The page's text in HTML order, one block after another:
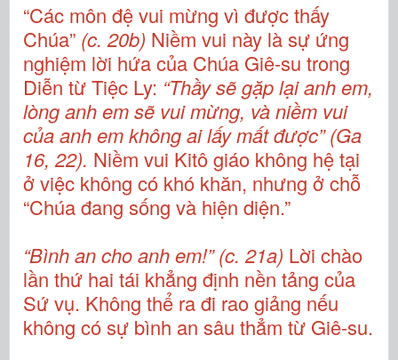
“Các môn đệ vui mừng vì được thấy
Chúa” (c. 20b) Niềm vui này là sự ứng
nghiệm lời hứa của Chúa Giê-su trong
Diễn từ Tiệc Ly: “Thầy sẽ gặp lại anh em,
lòng anh em sẽ vui mừng, và niềm vui
của anh em không ai lấy mất được” (Ga
16, 22). Niềm vui Kitô giáo không hệ tại
ở việc không có khó khăn, nhưng ở chỗ
“Chúa đang sống và hiện diện.”
“Bình an cho anh em!” (c. 21a) Lời chào
lần thứ hai tái khẳng định nền tảng của
Sứ vụ. Không thể ra đi rao giảng nếu
không có sự bình an sâu thẳm từ Giê-su.